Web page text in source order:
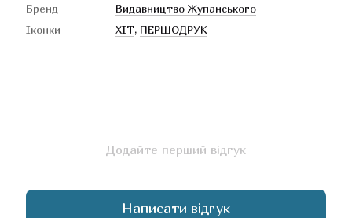
Бренд
Видавництво Жупанського
Іконки
ХІТ, ПЕРШОДРУК
Додайте перший відгук
Написати відгук